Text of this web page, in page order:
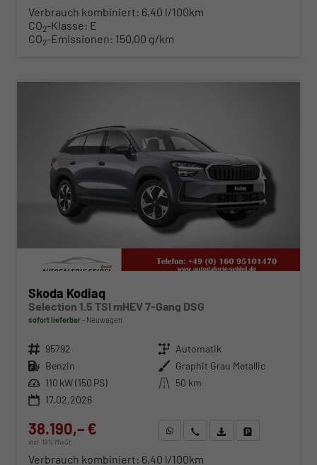
Verbrauch kombiniert: 6,40 l/100km
CO2-Klasse: E
CO2-Emissionen: 150,00 g/km
Skoda Kodiaq
Selection 1.5 TSI mHEV 7-Gang DSG
sofort lieferbar Neuwagen
Fahrzeugnr. 95792 Getriebe Automatik
Kraftstoff Benzin Außenfarbe Graphit Grau Metallic
Leistung 110 kW (150 PS) Kilometerstand 50 km
17.02.2026
38.190,– €
incl. 19% MwSt.
WhatsApp anfragen
Wir rufen Sie anFahrzeugexposé (PDF)
Verbrauch kombiniert: 6,40 l/100km